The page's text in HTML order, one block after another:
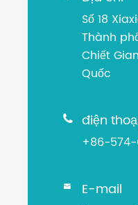
Số 18
Thành
Chiết
Quốc
 điện
+86-574-
 E-mail